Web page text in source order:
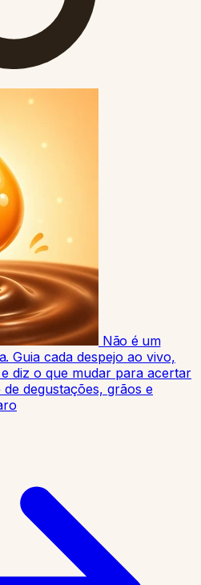
Não é um
Guia cada despejo ao vivo,
diz o que mudar para acertar
degustações, grãos e